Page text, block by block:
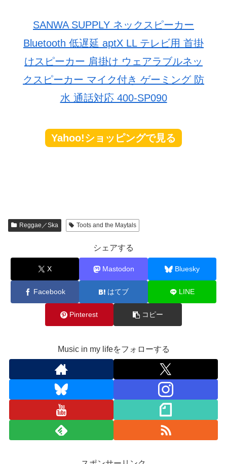
SANWA SUPPLY ネックスピーカー
Bluetooth 低遅延 aptX LL テレビ用 首掛
けスピーカー 肩掛け ウェアラブルネッ
クスピーカー マイク付き ゲーミング 防
水 通話対応 400-SP090
Yahoo!ショッピングで見る
Reggae／Ska Toots and the Maytals
シェアする
X Mastodon Bluesky
Facebook はてブ LINE
Pinterest コピー
Music in my lifeをフォローする